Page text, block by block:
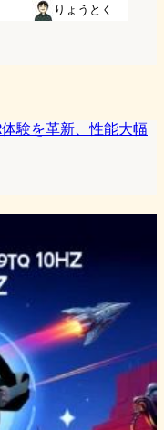
りょうとく
験を革新、性能大幅